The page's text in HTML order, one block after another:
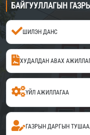
БАЙГУУЛЛАГЫН
ШИЛЭН ДАНС
ХУДАЛДАН АВАХ
ҮЙЛ АЖИЛЛАГАА
ГАЗРЫН ДАРГЫН